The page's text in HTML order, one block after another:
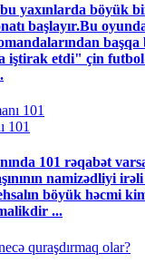
yaxınlarda böyük
başlayır.Bu
iştirak etdi" çin futbol
101
101 rəqabət
namizədliyi
böyük həcmi
...
quraşdırmaq olar?